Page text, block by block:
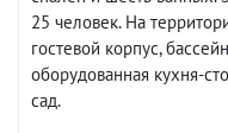
25 человек. На
гостевой корпус,
оборудованная кухня-
сад.